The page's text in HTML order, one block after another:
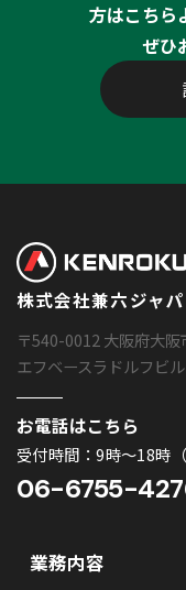
方はこちら
ぜひ
株式会社兼六ジャ
〒540-0012 大阪府大
エフベースラドルフビ
お電話はこちら
受付時間：9時〜18時
06-6755-
業務内容